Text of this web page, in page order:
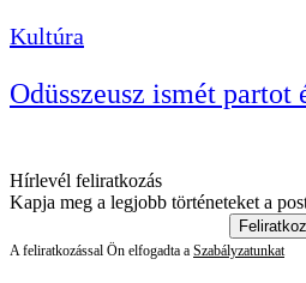
Kultúra
Odüsszeusz ismét partot
Hírlevél feliratkozás
Kapja meg a legjobb történeteket a
A feliratkozással Ön elfogadta a Szabályzatunkat